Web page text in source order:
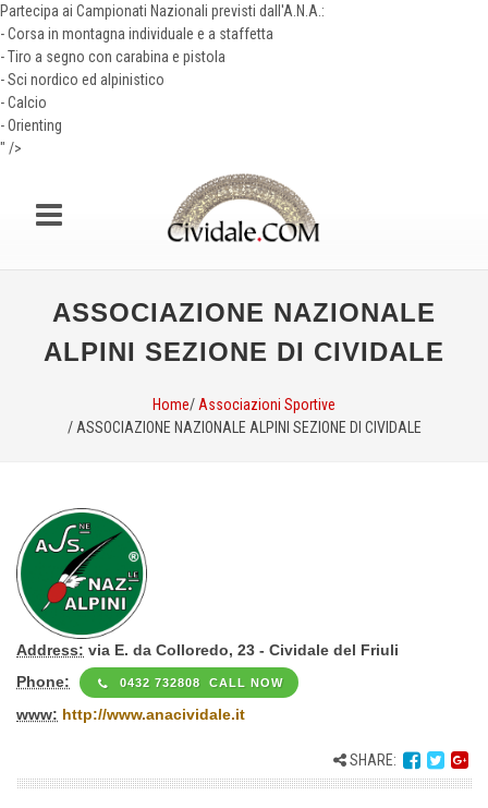
Partecipa ai Campionati Nazionali previsti dall'A.N.A.:
- Corsa in montagna individuale e a staffetta
- Tiro a segno con carabina e pistola
- Sci nordico ed alpinistico
- Calcio
- Orienting
" />
ASSOCIAZIONE NAZIONALE
ALPINI SEZIONE DI CIVIDALE
Home/ Associazioni Sportive
/ ASSOCIAZIONE NAZIONALE ALPINI SEZIONE DI CIVIDALE
Address: via E. da Colloredo, 23 - Cividale del Friuli
Phone:
0432 732808 CALL NOW
www: http://www.anacividale.it
SHARE: